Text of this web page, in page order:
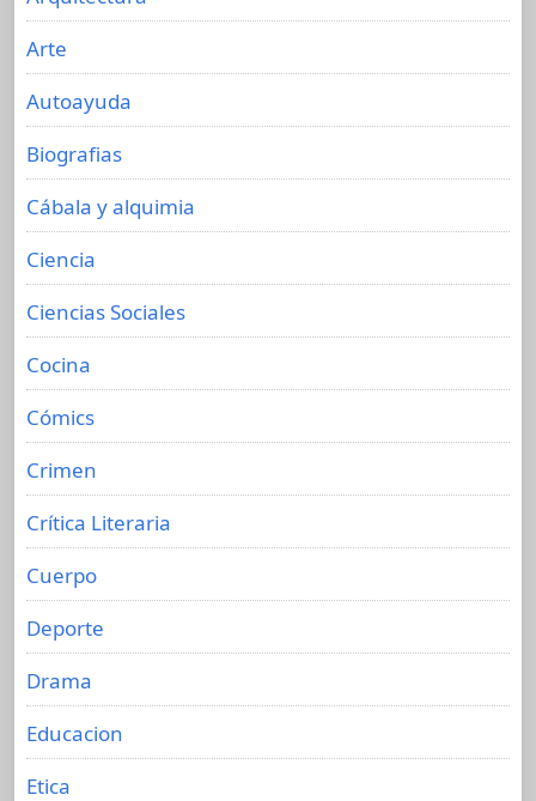
Arte
Autoayuda
Biografias
Cábala y alquimia
Ciencia
Ciencias Sociales
Cocina
Cómics
Crimen
Crítica Literaria
Cuerpo
Deporte
Drama
Educacion
Etica